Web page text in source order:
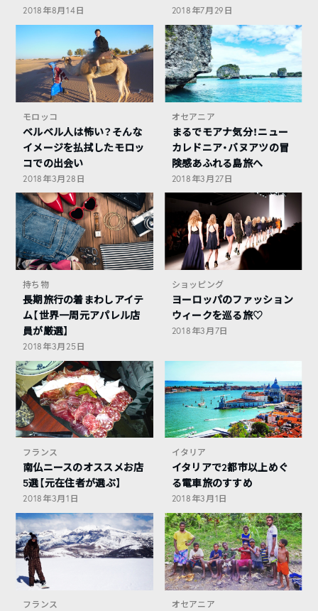
2018年8月14日 2018年7月29日
モロッコ
ベルベル人は怖い？そんな
イメージを払拭したモロッ
コでの出会い
2018年3月28日
オセアニア
まるでモアナ気分！ニュー
カレドニア・バヌアツの冒
険感あふれる島旅へ
2018年3月27日
持ち物
長期旅行の着まわしアイテ
ム【世界一周元アパレル店
員が厳選】
2018年3月25日
ショッピング
ヨーロッパのファッション
ウィークを巡る旅♡
2018年3月7日
フランス
南仏ニースのオススメお店
5選【元在住者が選ぶ】
2018年3月1日
イタリア
イタリアで2都市以上めぐ
る電車旅のすすめ
2018年3月1日
フランス オセアニア